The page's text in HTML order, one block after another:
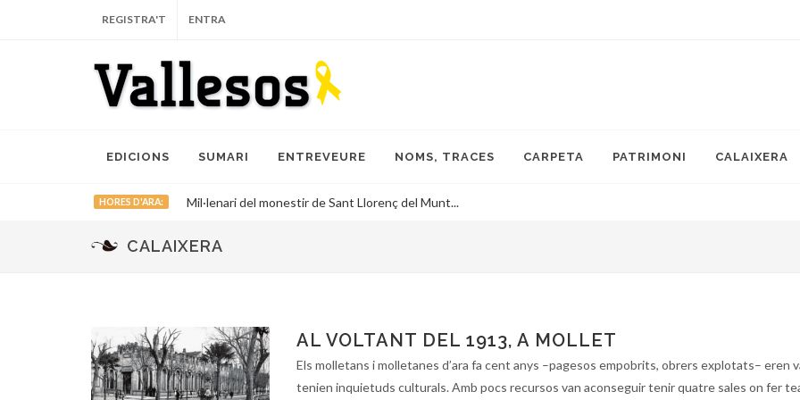
REGISTRA'T ENTRA
EDICIONS SUMARI ENTREVEURE NOMS, TRACES CARPETA PATRIMONI CALAIXERA
HORES D'ARA: Mil·lenari del monestir de Sant Llorenç del Munt...
CALAIXERA
AL VOLTANT DEL 1913, A MOLLET
Els molletans i molletanes d’ara fa cent anys –pagesos empobrits, obrers explotats– eren
tenien inquietuds culturals. Amb pocs recursos van aconseguir tenir quatre sales on fer